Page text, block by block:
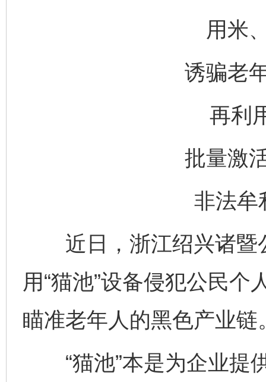
用米
诱骗老
再利
批量激
非法牟
近日，浙江绍兴诸暨
用“猫池”设备侵犯公民
瞄准老年人的黑色产业链
“猫池”本是为企业提